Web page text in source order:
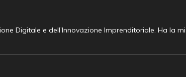
Digitale e dell’Innovazione Imprenditoriale. Ha la